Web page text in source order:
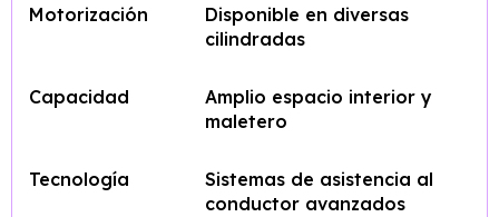
Motorización
Disponible en diversas
cilindradas
Capacidad
Amplio espacio interior y
maletero
Tecnología
Sistemas de asistencia al
conductor avanzados